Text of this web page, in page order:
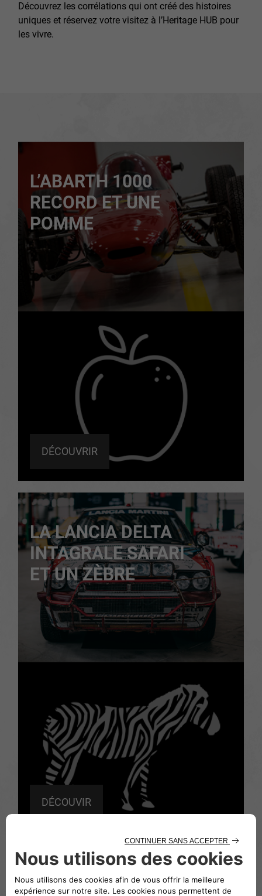
Découvrez les corrélations qui ont créé des histoires
uniques et réservez votre visitez à l’Heritage HUB pour
les vivre.
L’ABARTH 1000
RECORD ET UNE
POMME
DÉCOUVRIR
LA LANCIA DELTA
INTAGRALE SAFARI
ET UN ZÈBRE
DÉCOUVIR
UNE FIAT 850 CITY